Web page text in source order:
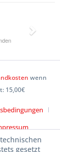
wenn
15,00€
gesetzt